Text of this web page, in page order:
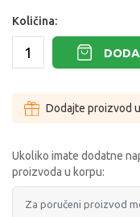
Količina:
Dodajte proizvod
Ukoliko imate dodatne
proizvoda u korpu: